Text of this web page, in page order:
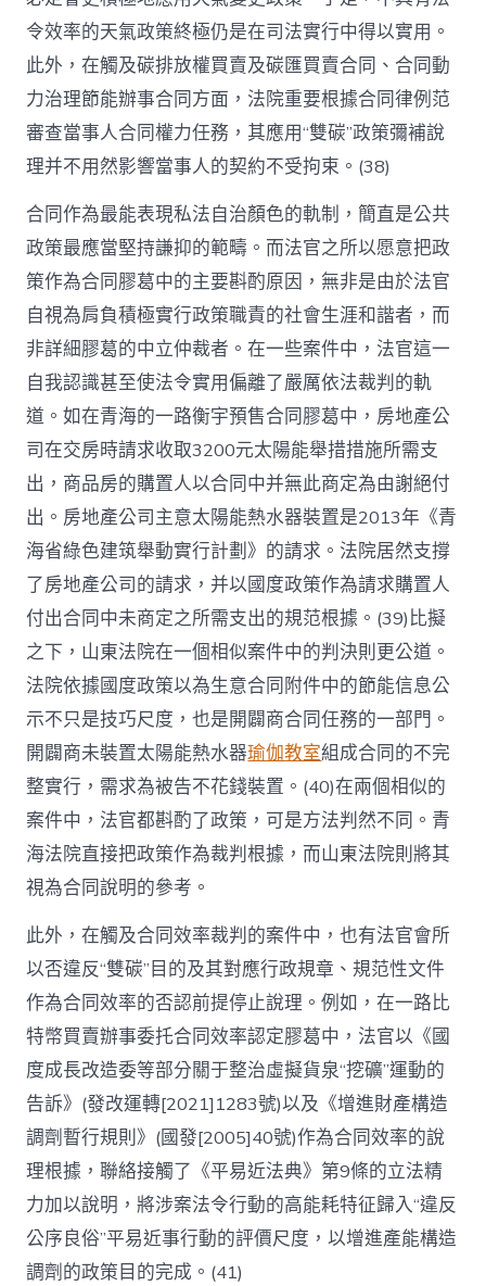
令效率的天氣政策終極仍是在司法實行中得以實用。
此外，在觸及碳排放權買賣及碳匯買賣合同、合同動
力治理節能辦事合同方面，法院重要根據合同律例范
審查當事人合同權力任務，其應用“雙碳”政策彌補說
理并不用然影響當事人的契約不受拘束。(38)
合同作為最能表現私法自治顏色的軌制，簡直是公共
政策最應當堅持謙抑的範疇。而法官之所以愿意把政
策作為合同膠葛中的主要斟酌原因，無非是由於法官
自視為肩負積極實行政策職責的社會生涯和諧者，而
非詳細膠葛的中立仲裁者。在一些案件中，法官這一
自我認識甚至使法令實用偏離了嚴厲依法裁判的軌
道。如在青海的一路衡宇預售合同膠葛中，房地產公
司在交房時請求收取3200元太陽能舉措措施所需支
出，商品房的購置人以合同中并無此商定為由謝絕付
出。房地產公司主意太陽能熱水器裝置是2013年《青
海省綠色建筑舉動實行計劃》的請求。法院居然支撐
了房地產公司的請求，并以國度政策作為請求購置人
付出合同中未商定之所需支出的規范根據。(39)比擬
之下，山東法院在一個相似案件中的判決則更公道。
法院依據國度政策以為生意合同附件中的節能信息公
示不只是技巧尺度，也是開闢商合同任務的一部門。
開闢商未裝置太陽能熱水器瑜伽教室組成合同的不完
整實行，需求為被告不花錢裝置。(40)在兩個相似的
案件中，法官都斟酌了政策，可是方法判然不同。青
海法院直接把政策作為裁判根據，而山東法院則將其
視為合同說明的參考。
此外，在觸及合同效率裁判的案件中，也有法官會所
以否違反“雙碳”目的及其對應行政規章、規范性文件
作為合同效率的否認前提停止說理。例如，在一路比
特幣買賣辦事委托合同效率認定膠葛中，法官以《國
度成長改造委等部分關于整治虛擬貨泉“挖礦”運動的
告訴》(發改運轉[2021]1283號)以及《增進財產構造
調劑暫行規則》(國發[2005]40號)作為合同效率的說
理根據，聯絡接觸了《平易近法典》第9條的立法精
力加以說明，將涉案法令行動的高能耗特征歸入“違反
公序良俗”平易近事行動的評價尺度，以增進產能構造
調劑的政策目的完成。(41)